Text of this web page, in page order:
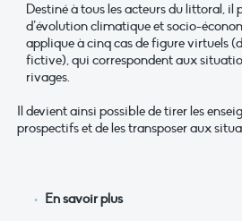
Destiné à tous les acteurs du littoral, il
d’évolution climatique et socio-
applique à cinq cas de figure virtuels
fictive), qui correspondent aux
rivages.
Il devient ainsi possible de tirer les
prospectifs et de les transposer aux
En savoir plus